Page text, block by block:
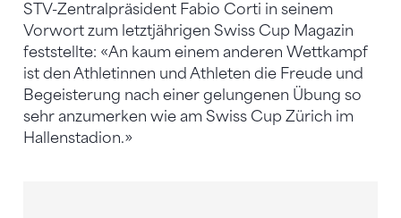
STV-Zentralpräsident Fabio Corti in seinem
Vorwort zum letztjährigen Swiss Cup Magazin
feststellte: «An kaum einem anderen Wettkampf
ist den Athletinnen und Athleten die Freude und
Begeisterung nach einer gelungenen Übung so
sehr anzumerken wie am Swiss Cup Zürich im
Hallenstadion.»